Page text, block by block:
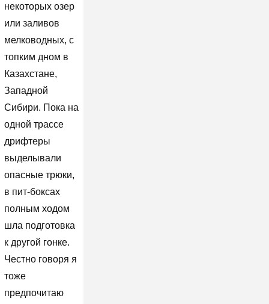
некоторых озер
или заливов
мелководных, с
топким дном в
Казахстане,
Западной
Сибири. Пока на
одной трассе
дрифтеры
выделывали
опасные трюки,
в пит-боксах
полным ходом
шла подготовка
к другой гонке.
Честно говоря я
тоже
предпочитаю